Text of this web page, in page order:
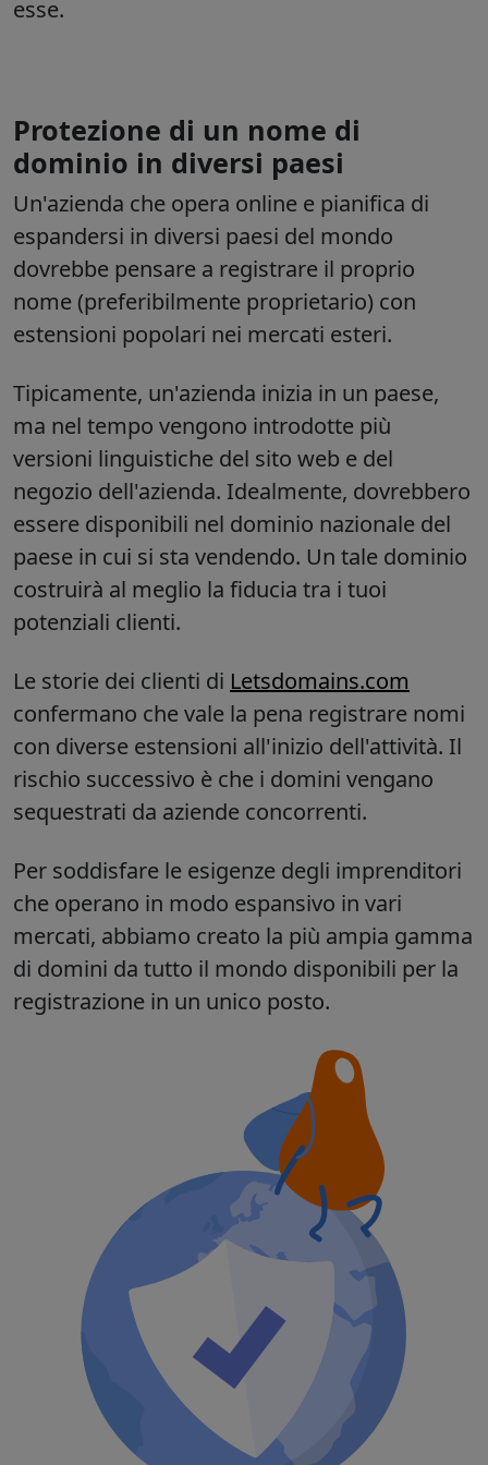
esse.
Protezione di un nome di
dominio in diversi paesi
Un'azienda che opera online e pianifica di
espandersi in diversi paesi del mondo
dovrebbe pensare a registrare il proprio
nome (preferibilmente proprietario) con
estensioni popolari nei mercati esteri.
Tipicamente, un'azienda inizia in un paese,
ma nel tempo vengono introdotte più
versioni linguistiche del sito web e del
negozio dell'azienda. Idealmente, dovrebbero
essere disponibili nel dominio nazionale del
paese in cui si sta vendendo. Un tale dominio
costruirà al meglio la fiducia tra i tuoi
potenziali clienti.
Le storie dei clienti di Letsdomains.com
confermano che vale la pena registrare nomi
con diverse estensioni all'inizio dell'attività. Il
rischio successivo è che i domini vengano
sequestrati da aziende concorrenti.
Per soddisfare le esigenze degli imprenditori
che operano in modo espansivo in vari
mercati, abbiamo creato la più ampia gamma
di domini da tutto il mondo disponibili per la
registrazione in un unico posto.